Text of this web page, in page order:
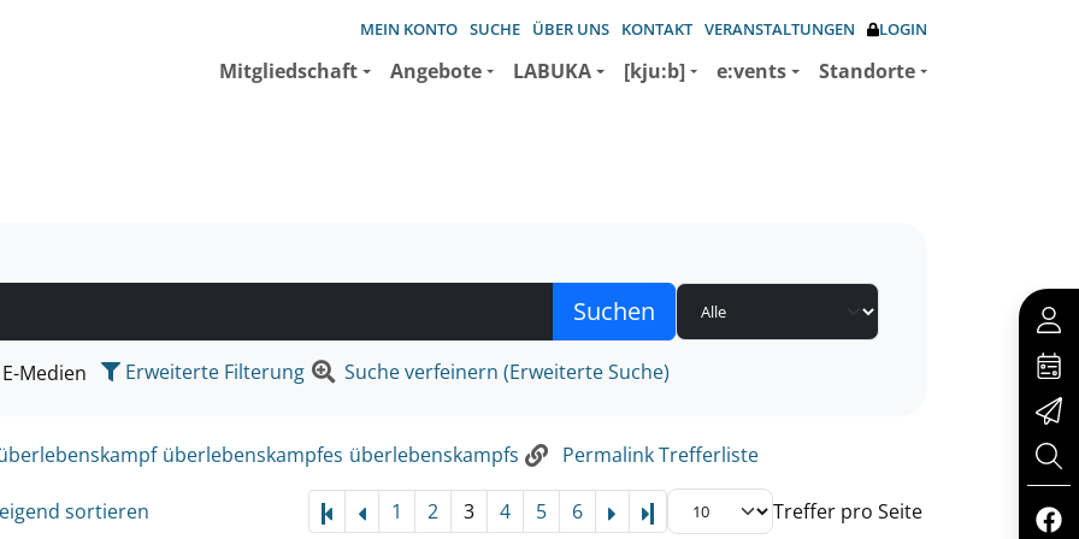
MEIN KONTO SUCHE ÜBER UNS KONTAKT VERANSTALTUNGEN LOGIN
Mitgliedschaft Angebote LABUKA [kju:b] e:vents Standorte
suchen wollen.
E-Medien Erweiterte Filterung Suche verfeinern (Erweiterte Suche)
überlebenskampfes überlebenskampfs Permalink Trefferliste
sortieren 1 2 3 4 5 6 Letzte Seite Treffer pro Seite